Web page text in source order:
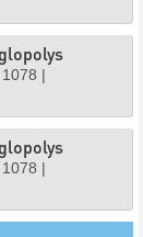
1078 |
1078 |